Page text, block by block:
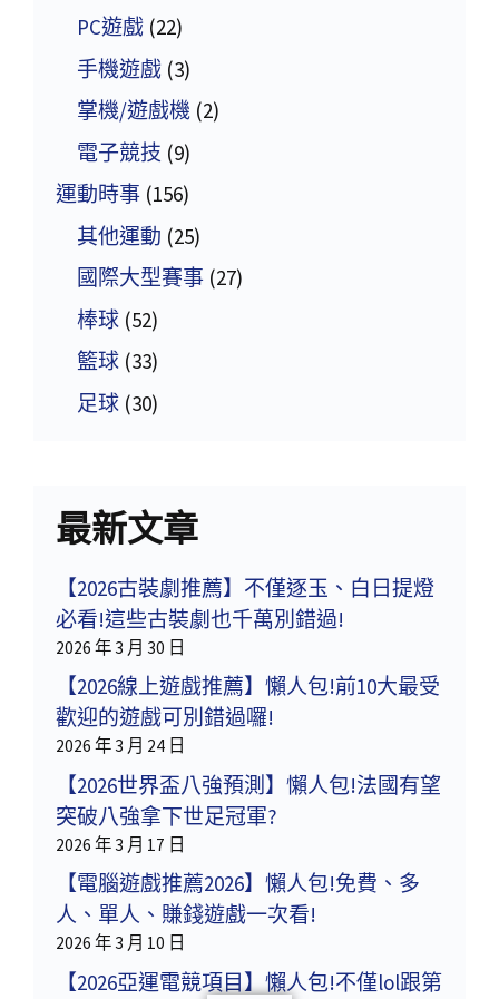
PC遊戲 (22)
手機遊戲 (3)
掌機/遊戲機 (2)
電子競技 (9)
運動時事 (156)
其他運動 (25)
國際大型賽事 (27)
棒球 (52)
籃球 (33)
足球 (30)
最新文章
【2026古裝劇推薦】不僅逐玉、白日提燈
必看!這些古裝劇也千萬別錯過!
2026 年 3 月 30 日
【2026線上遊戲推薦】懶人包!前10大最受
歡迎的遊戲可別錯過囉!
2026 年 3 月 24 日
【2026世界盃八強預測】懶人包!法國有望
突破八強拿下世足冠軍?
2026 年 3 月 17 日
【電腦遊戲推薦2026】懶人包!免費、多
人、單人、賺錢遊戲一次看!
2026 年 3 月 10 日
【2026亞運電競項目】懶人包!不僅lol跟第